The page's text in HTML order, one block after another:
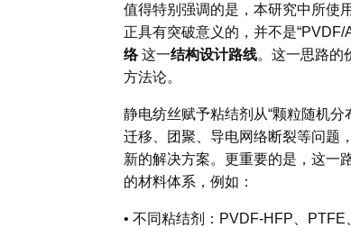
值得特别强调的是，本研究中所使
正具有突破意义的，并不是
络这一结构设计路线。这一思路的
方法论。
静电纺丝赋予粘结剂从“颗粒随机
迁移、团聚、导电网络断裂等问题
新的解决方案。更重要的是， 这一
的材料体系，例如：
• 不同粘结剂：PVDF-HFP、